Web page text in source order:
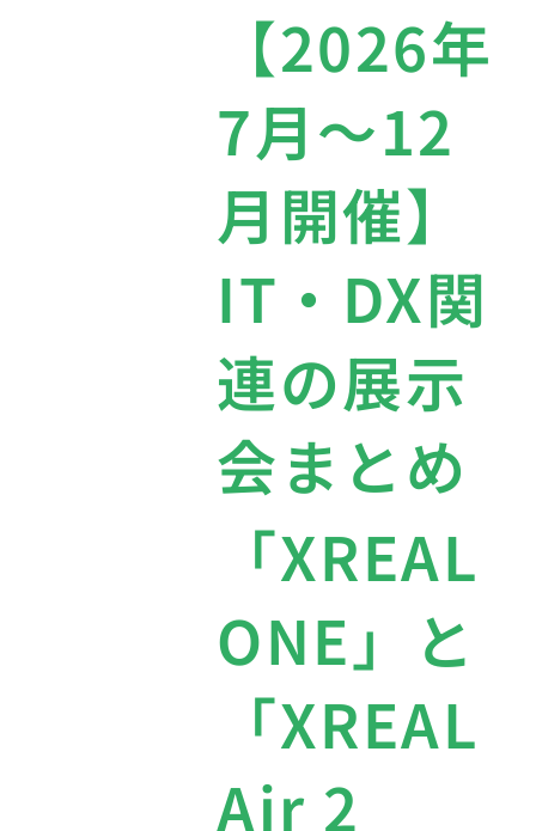
【2026年
7月〜12
月開催】
IT・DX関
連の展示
会まとめ
「XREAL
ONE」と
「XREAL
Air 2